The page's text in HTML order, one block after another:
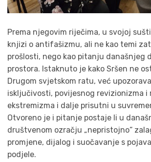
Prema njegovim riječima, u svojoj
knjizi o antifašizmu, ali ne kao temi
prošlosti, nego kao pitanju današnjeg
prostora. Istaknuto je kako Sršen ne
Drugom svjetskom ratu, već
isključivosti, povijesnog revizionizma
ekstremizma i dalje prisutni u
Otvoreno je i pitanje postaje li u
društvenom ozračju „nepristojno“
promjene, dijalog i suočavanje s
podjele.